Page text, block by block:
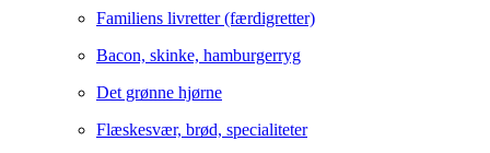
Familiens livretter (færdigretter)
Bacon, skinke, hamburgerryg
Det grønne hjørne
Flæskesvær, brød, specialiteter